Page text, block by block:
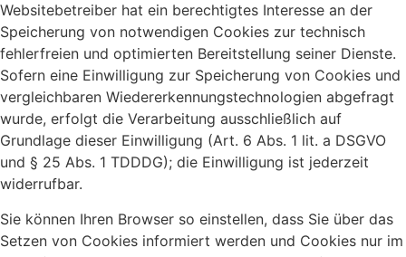
Websitebetreiber hat ein berechtigtes Interesse an der
Speicherung von notwendigen Cookies zur technisch
fehlerfreien und optimierten Bereitstellung seiner Dienste.
Sofern eine Einwilligung zur Speicherung von Cookies und
vergleichbaren Wiedererkennungstechnologien abgefragt
wurde, erfolgt die Verarbeitung ausschließlich auf
Grundlage dieser Einwilligung (Art. 6 Abs. 1 lit. a DSGVO
und § 25 Abs. 1 TDDDG); die Einwilligung ist jederzeit
widerrufbar.
Sie können Ihren Browser so einstellen, dass Sie über das
Setzen von Cookies informiert werden und Cookies nur im